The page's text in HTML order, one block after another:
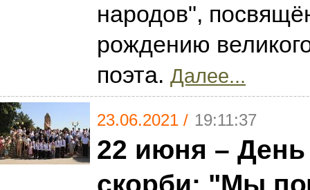
народов",
рождению
поэта. Далее...
23.06.2021 / 19:11:37
22 июня –